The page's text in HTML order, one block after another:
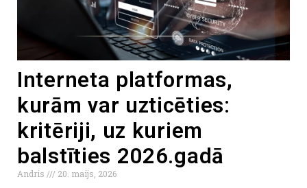
Interneta platformas,
kurām var uzticēties:
kritēriji, uz kuriem
balstīties 2026.gadā
Andris
20. maijs, 2026